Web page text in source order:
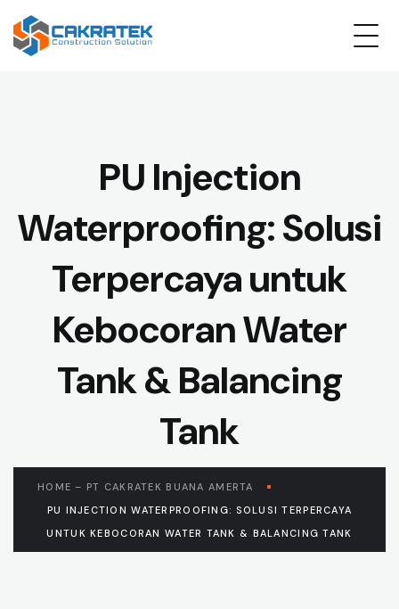
PU Injection
Waterproofing: Solusi
Terpercaya untuk
Kebocoran Water
Tank & Balancing
Tank
HOME – PT CAKRATEK BUANA AMERTA
PU INJECTION WATERPROOFING: SOLUSI TERPERCAYA
UNTUK KEBOCORAN WATER TANK & BALANCING TANK